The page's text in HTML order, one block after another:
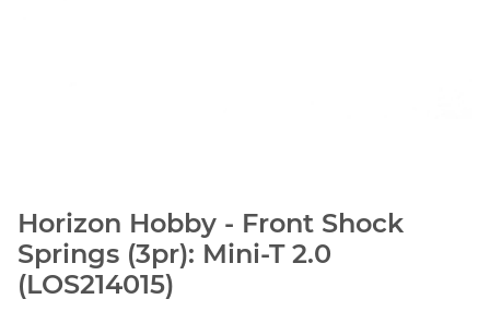
Horizon Hobby - Front Shock
Springs (3pr): Mini-T 2.0
(LOS214015)